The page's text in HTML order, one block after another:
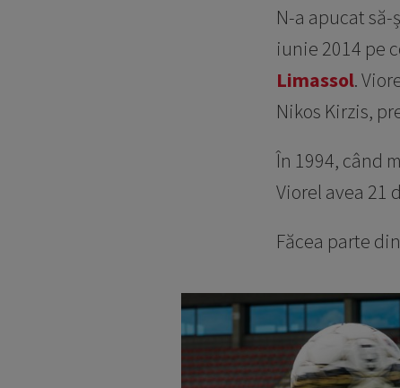
N-a apucat
iunie 2014 pe
Limassol.
Nikos Kirzis,
În 1994, când
Viorel avea 21
Făcea parte